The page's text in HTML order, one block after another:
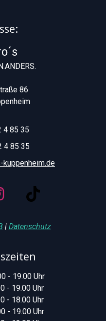
86
85 35
4 85 35
kuppenheim.de
| Datenschutz
- 19.00 Uhr
- 19.00 Uhr
- 18.00 Uhr
- 19.00 Uhr